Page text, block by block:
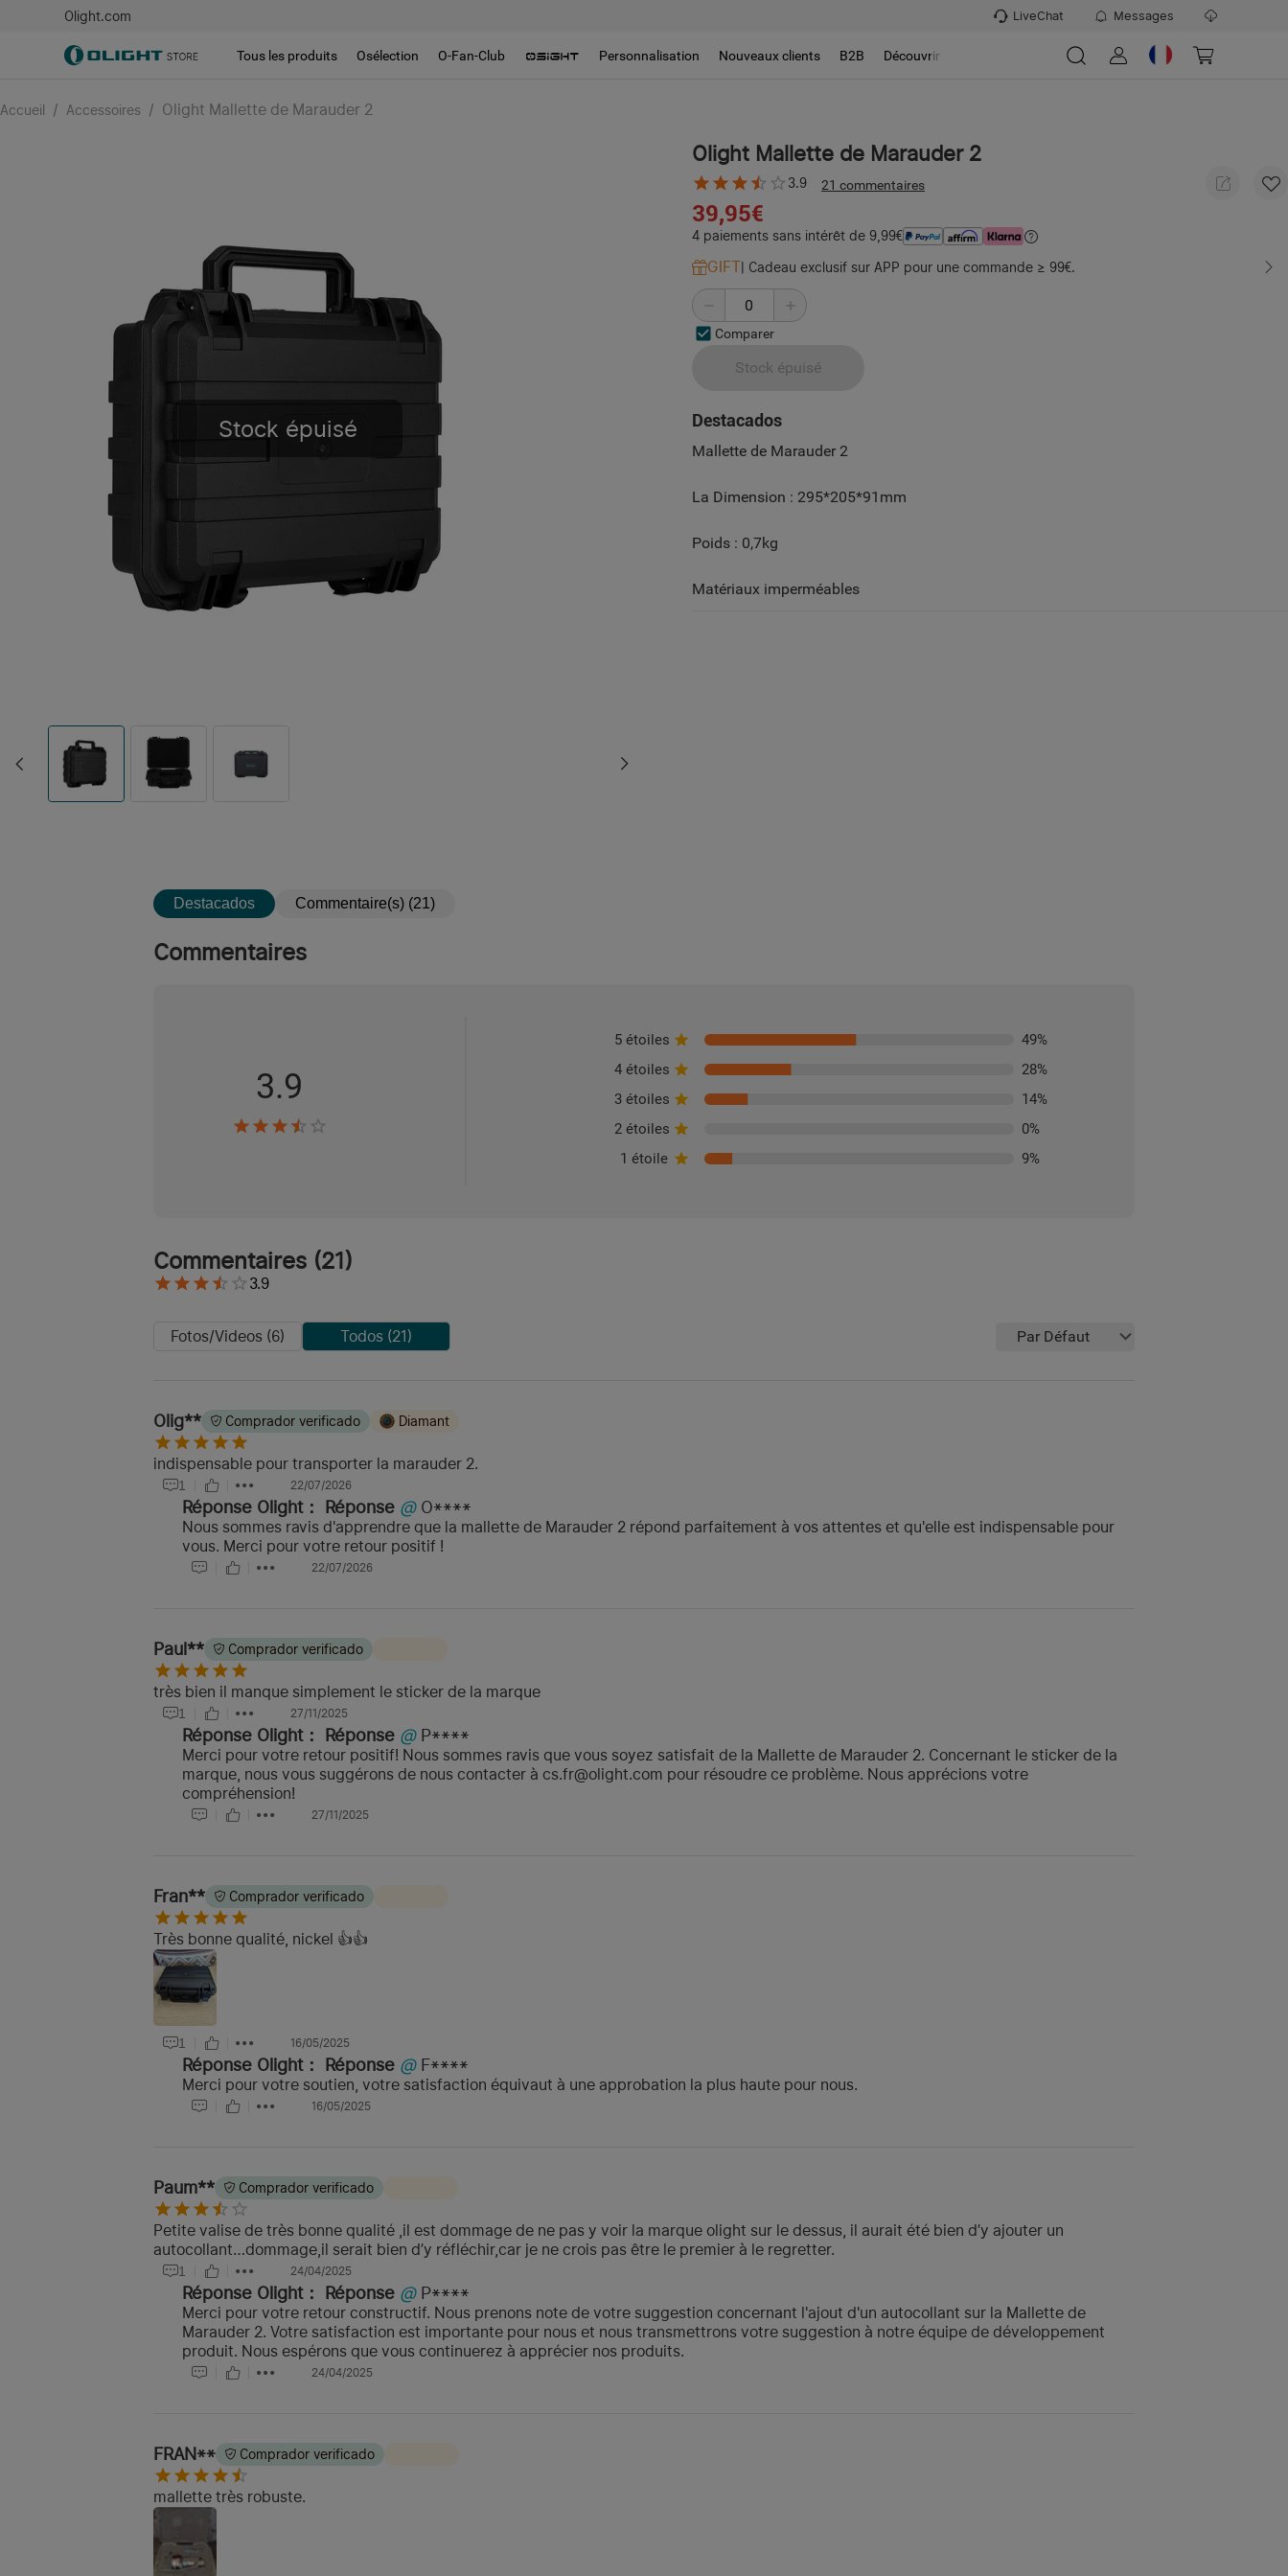
Olight.com LiveChat Messages
Tous les produits Osélection O-Fan-Club Personnalisation Nouveaux clients B2B Découvrir
Accueil / Accessoires / Olight Mallette de Marauder 2
Stock épuisé
Olight Mallette de Marauder 2
3.9 21 commentaires
39,95€
4 paiements sans intérêt de 9,99€
GIFT| Cadeau exclusif sur APP pour une commande ≥ 99€.
Comparer
Stock épuisé
Destacados
Mallette de Marauder 2
La Dimension : 295*205*91mm
Poids : 0,7kg
Matériaux imperméables
Destacados Commentaire(s) (21)
Commentaires
3.9
5 étoiles 49%
4 étoiles
28%
3 étoiles
14%
2 étoiles
0%
1 étoile
9%
Commentaires (21)
3.9
Fotos/Videos (6) Todos (21) Par Défaut
Olig** Comprador verificado Diamant
indispensable pour transporter la marauder 2.
1 22/07/2026
Réponse Olight： Réponse @ O****
Nous sommes ravis d'apprendre que la mallette de Marauder 2 répond parfaitement à vos attentes et qu'elle est indispensable pour
vous. Merci pour votre retour positif !
22/07/2026
Paul** Comprador verificado
très bien il manque simplement le sticker de la marque
1 27/11/2025
Réponse Olight： Réponse @ P****
Merci pour votre retour positif! Nous sommes ravis que vous soyez satisfait de la Mallette de Marauder 2. Concernant le sticker de la
marque, nous vous suggérons de nous contacter à cs.fr@olight.com pour résoudre ce problème. Nous apprécions votre
compréhension!
27/11/2025
Fran** Comprador verificado
Très bonne qualité, nickel 👍👍
1 16/05/2025
Réponse Olight： Réponse @ F****
Merci pour votre soutien, votre satisfaction équivaut à une approbation la plus haute pour nous.
16/05/2025
Paum** Comprador verificado
Petite valise de très bonne qualité ,il est dommage de ne pas y voir la marque olight sur le dessus, il aurait été bien d’y ajouter un
autocollant…dommage,il serait bien d’y réfléchir,car je ne crois pas être le premier à le regretter.
1 24/04/2025
Réponse Olight： Réponse @ P****
Merci pour votre retour constructif. Nous prenons note de votre suggestion concernant l'ajout d'un autocollant sur la Mallette de
Marauder 2. Votre satisfaction est importante pour nous et nous transmettrons votre suggestion à notre équipe de développement
produit. Nous espérons que vous continuerez à apprécier nos produits.
24/04/2025
FRAN** Comprador verificado
mallette très robuste.